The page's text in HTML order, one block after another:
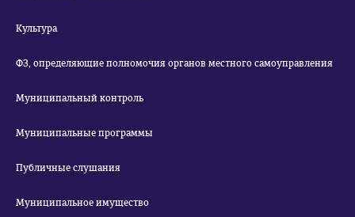
Культура
ФЗ, определяющие полномочия органов местного самоуправления
Муниципальный контроль
Муниципальные программы
Публичные слушания
Муниципальное имущество